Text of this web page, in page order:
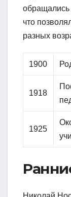
что
разных
1900
1918
1925